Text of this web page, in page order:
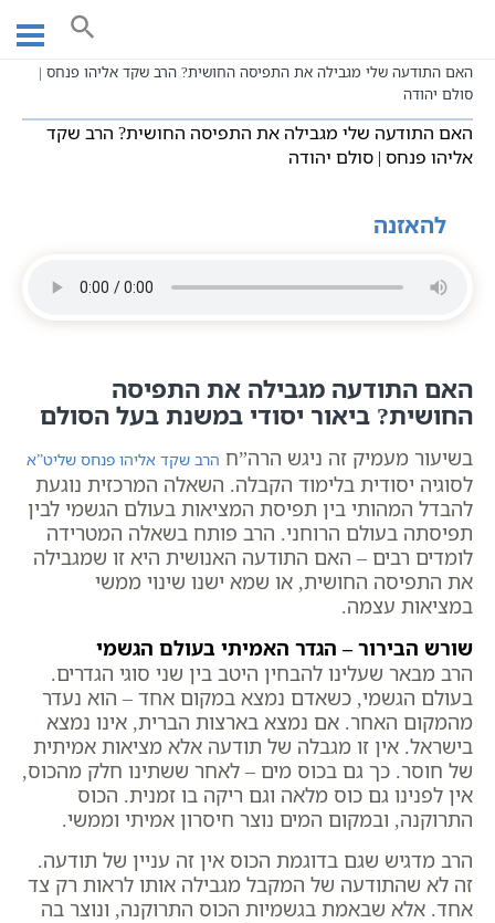
content
שיעורי קבלה כתבי אשלג
האם התודעה שלי מגבילה את התפיסה החושית? הרב שקד אליהו פנחס |
סולם יהודה
האם התודעה שלי מגבילה את התפיסה החושית? הרב שקד
אליהו פנחס | סולם יהודה
להאזנה
האם התודעה מגבילה את התפיסה
החושית? ביאור יסודי במשנת בעל הסולם
בשיעור מעמיק זה ניגש הרה”ח הרב שקד אליהו פנחס שליט”א
לסוגיה יסודית בלימוד הקבלה. השאלה המרכזית נוגעת
להבדל המהותי בין תפיסת המציאות בעולם הגשמי לבין
תפיסתה בעולם הרוחני. הרב פותח בשאלה המטרידה
לומדים רבים – האם התודעה האנושית היא זו שמגבילה
את התפיסה החושית, או שמא ישנו שינוי ממשי
במציאות עצמה.
שורש הבירור – הגדר האמיתי בעולם הגשמי
הרב מבאר שעלינו להבחין היטב בין שני סוגי הגדרים.
בעולם הגשמי, כשאדם נמצא במקום אחד – הוא נעדר
מהמקום האחר. אם נמצא בארצות הברית, אינו נמצא
בישראל. אין זו מגבלה של תודעה אלא מציאות אמיתית
של חוסר. כך גם בכוס מים – לאחר ששתינו חלק מהכוס,
אין לפנינו גם כוס מלאה וגם ריקה בו זמנית. הכוס
התרוקנה, ובמקום המים נוצר חיסרון אמיתי וממשי.
הרב מדגיש שגם בדוגמת הכוס אין זה עניין של תודעה.
זה לא שהתודעה של המקבל מגבילה אותו לראות רק צד
אחד. אלא שבאמת בגשמיות הכוס התרוקנה, ונוצר בה